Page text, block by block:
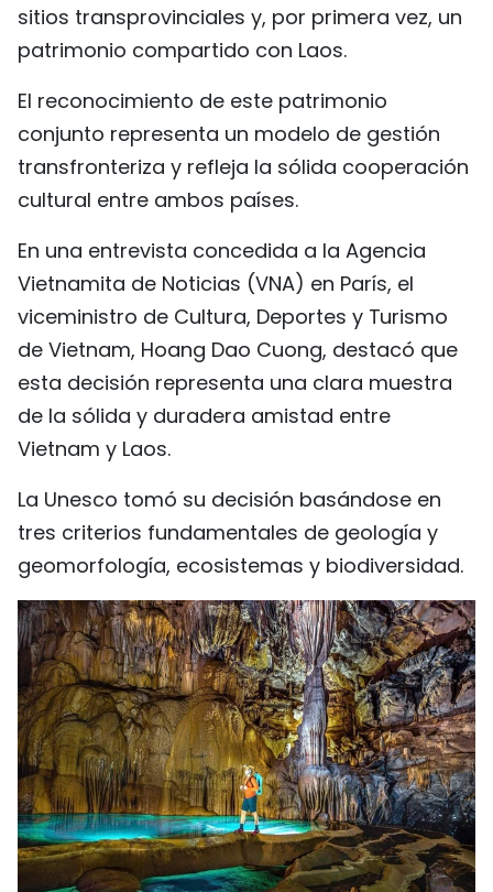
sitios transprovinciales y, por primera vez, un
patrimonio compartido con Laos.
El reconocimiento de este patrimonio
conjunto representa un modelo de gestión
transfronteriza y refleja la sólida cooperación
cultural entre ambos países.
En una entrevista concedida a la Agencia
Vietnamita de Noticias (VNA) en París, el
viceministro de Cultura, Deportes y Turismo
de Vietnam, Hoang Dao Cuong, destacó que
esta decisión representa una clara muestra
de la sólida y duradera amistad entre
Vietnam y Laos.
La Unesco tomó su decisión basándose en
tres criterios fundamentales de geología y
geomorfología, ecosistemas y biodiversidad.